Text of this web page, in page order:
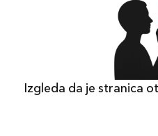
Izgleda da je stranica